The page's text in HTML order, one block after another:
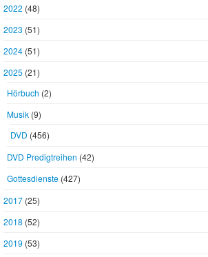
2022 (48)
2023 (51)
2024 (51)
2025 (21)
Hörbuch (2)
Musik (9)
DVD (456)
DVD Predigtreihen (42)
Gottesdienste (427)
2017 (25)
2018 (52)
2019 (53)